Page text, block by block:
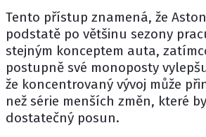
Tento přístup znamená, že
podstatě po většinu sezony
stejným konceptem auta,
postupně své monoposty
že koncentrovaný vývoj může
než série menších změn, které
dostatečný posun.